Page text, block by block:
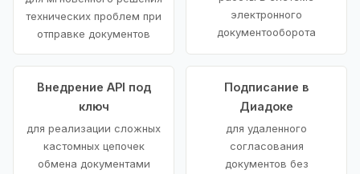
технических проблем при
отправке документов
электронного
документооборота
Внедрение API под
ключ
для реализации сложных
кастомных цепочек
обмена документами
Подписание в
Диадоке
для удаленного
согласования
документов без